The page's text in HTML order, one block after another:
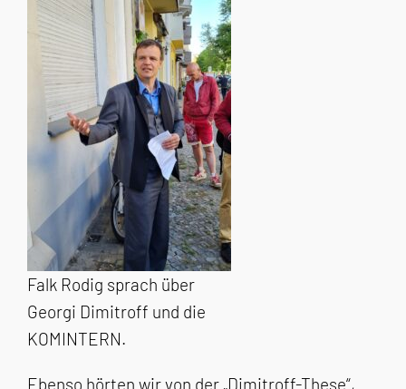
Falk Rodig sprach über
Georgi Dimitroff und die
KOMINTERN.
Ebenso hörten wir von der „Dimitroff-These“,